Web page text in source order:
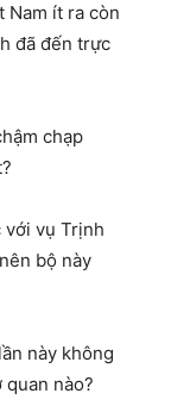
Nam ít ra còn
đã đến trực
chạp
với vụ Trịnh
bộ này
này không
quan nào?